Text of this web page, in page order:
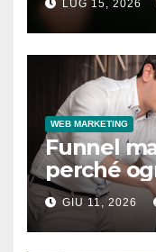
LUG 15, 2026
WEB MARKETING
Funnel
perché
dovrebbe
GIU 11, 2026